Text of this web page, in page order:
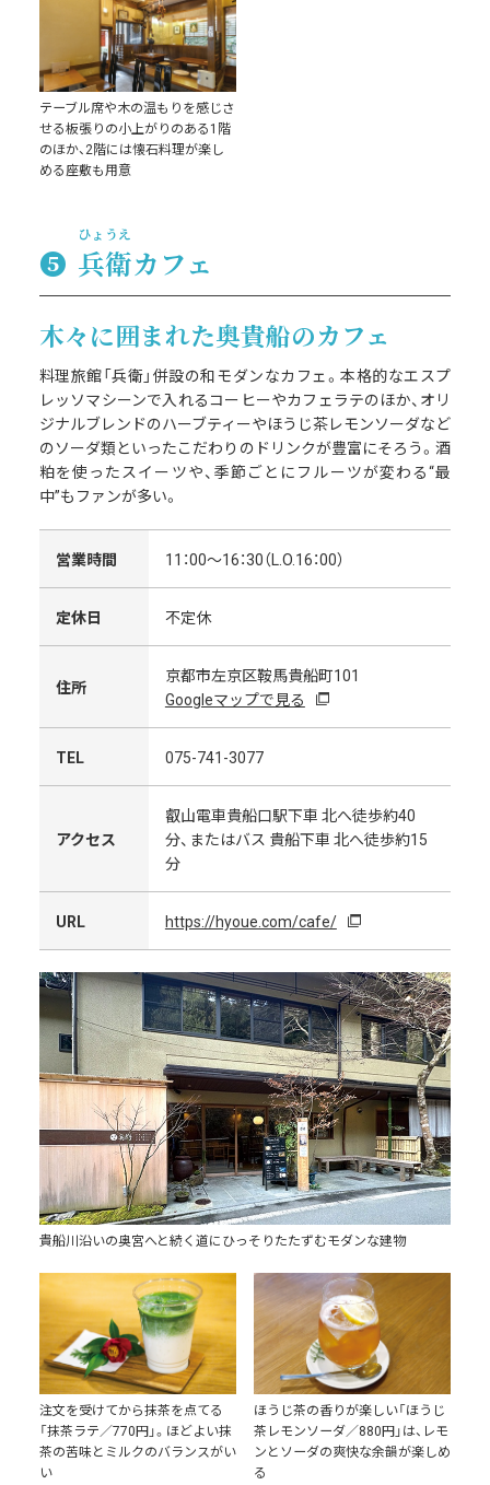
テーブル席や木の温もりを感じさ
せる板張りの小上がりのある1階
のほか、2階には懐石料理が楽し
める座敷も用意
❺ 兵衛
ひょうえ
カフェ
木々に囲まれた奥貴船のカフェ
料理旅館「兵衛」併設の和モダンなカフェ。本格的なエスプ
レッソマシーンで入れるコーヒーやカフェラテのほか、オリ
ジナルブレンドのハーブティーやほうじ茶レモンソーダなど
のソーダ類といったこだわりのドリンクが豊富にそろう。酒
粕を使ったスイーツや、季節ごとにフルーツが変わる“最
中”もファンが多い。
営業時間 11：00～16：30（L.O.16：00）
定休日 不定休
住所
京都市左京区鞍馬貴船町101
Googleマップで見る
TEL 075-741-3077
アクセス
叡山電車貴船口駅下車 北へ徒歩約40
分、またはバス 貴船下車 北へ徒歩約15
分
URL https://hyoue.com/cafe/
貴船川沿いの奥宮へと続く道にひっそりたたずむモダンな建物
注文を受けてから抹茶を点てる
「抹茶ラテ／770円」。ほどよい抹
茶の苦味とミルクのバランスがい
い
ほうじ茶の香りが楽しい「ほうじ
茶レモンソーダ／880円」は、レモ
ンとソーダの爽快な余韻が楽しめ
る